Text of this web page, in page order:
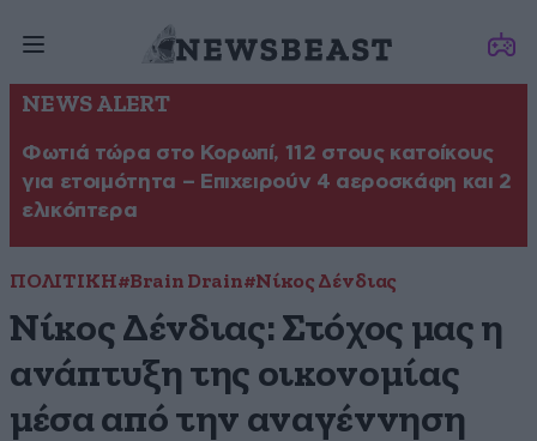
NEWS ALERT
Φωτιά τώρα στο Κορωπί, 112 στους κατοίκους
για ετοιμότητα – Επιχειρούν 4 αεροσκάφη και 2
ελικόπτερα
ΠΟΛΙΤΙΚΗ#Brain Drain#Νίκος Δένδιας
Νίκος Δένδιας: Στόχος μας η
ανάπτυξη της οικονομίας
μέσα από την αναγέννηση